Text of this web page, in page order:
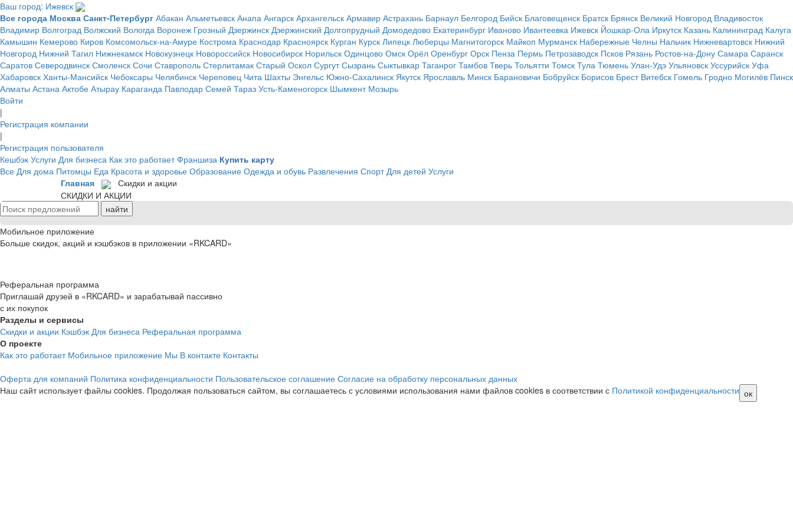
Ваш город: Ижевск
Все города Москва Санкт-Петербург Абакан Альметьевск Анапа Ангарск Архангельск Армавир Астрахань Барнаул Белгород Бийск Благовещенск Братск Брянск Великий Новгород Владивосток
Владимир Волгоград Волжский Вологда Воронеж Грозный Дзержинск Дзержинский Долгопрудный Домодедово Екатеринбург Иваново Ивантеевка Ижевск Йошкар-Ола Иркутск Казань Калининград Калуга
Камышин Кемерово Киров Комсомольск-на-Амуре Кострома Краснодар Красноярск Курган Курск Липецк Люберцы Магнитогорск Майкоп Мурманск Набережные Челны Нальчик Нижневартовск Нижний
Новгород Нижний Тагил Нижнекамск Новокузнецк Новороссийск Новосибирск Норильск Одинцово Омск Орёл Оренбург Орск Пенза Пермь Петрозаводск Псков Рязань Ростов-на-Дону Самара Саранск
Саратов Северодвинск Смоленск Сочи Ставрополь Стерлитамак Старый Оскол Сургут Сызрань Сыктывкар Таганрог Тамбов Тверь Тольятти Томск Тула Тюмень Улан-Удэ Ульяновск Уссурийск Уфа
Хабаровск Ханты-Мансийск Чебоксары Челябинск Череповец Чита Шахты Энгельс Южно-Сахалинск Якутск Ярославль Минск Барановичи Бобруйск Борисов Брест Витебск Гомель Гродно Могилёв Пинск
Алматы Астана Актобе Атырау Караганда Павлодар Семей Тараз Усть-Каменогорск Шымкент Мозырь
Войти
|
Регистрация компании
|
Регистрация пользователя
Кешбэк Услуги Для бизнеса Как это работает Франшиза Купить карту
Все Для дома Питомцы Еда Красота и здоровье Образование Одежда и обувь Развлечения Спорт Для детей Услуги
Главная
Скидки и акции
СКИДКИ И АКЦИИ
Мобильное приложение
Больше скидок, акций и кэшбэков в приложении «RKCARD»
Реферальная программа
Приглашай друзей в «RKCARD» и зарабатывай пассивно
с их покупок
Разделы и сервисы
Скидки и акции Кэшбэк Для бизнеса Реферальная программа
О проекте
Как это работает Мобильное приложение Мы В контакте Контакты
Оферта для компаний Политика конфиденциальности Пользовательское соглашение Согласие на обработку персональных данных
Наш сайт использует файлы cookies. Продолжая пользоваться сайтом, вы соглашаетесь с условиями использования нами файлов cookies в соответствии с Политикой конфиденциальности ок